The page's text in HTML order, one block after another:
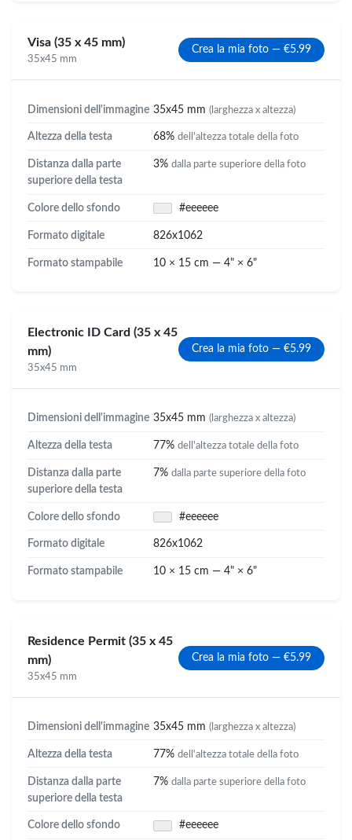
Visa (35 x 45 mm)
35x45 mm
Crea la mia foto — €5.99
Dimensioni dell'immagine 35x45 mm (larghezza x altezza)
Altezza della testa 68% dell'altezza totale della foto
Distanza dalla parte
superiore della testa
3% dalla parte superiore della foto
Colore dello sfondo #eeeeee
Formato digitale 826x1062
Formato stampabile 10 × 15 cm — 4" × 6"
Electronic ID Card (35 x 45
mm)
35x45 mm
Crea la mia foto — €5.99
Dimensioni dell'immagine 35x45 mm (larghezza x altezza)
Altezza della testa 77% dell'altezza totale della foto
Distanza dalla parte
superiore della testa
7% dalla parte superiore della foto
Colore dello sfondo #eeeeee
Formato digitale 826x1062
Formato stampabile 10 × 15 cm — 4" × 6"
Residence Permit (35 x 45
mm)
35x45 mm
Crea la mia foto — €5.99
Dimensioni dell'immagine 35x45 mm (larghezza x altezza)
Altezza della testa 77% dell'altezza totale della foto
Distanza dalla parte
superiore della testa
7% dalla parte superiore della foto
Colore dello sfondo #eeeeee